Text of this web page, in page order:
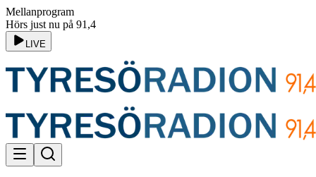
Mellanprogram
Hörs just nu på 91,4
LIVE